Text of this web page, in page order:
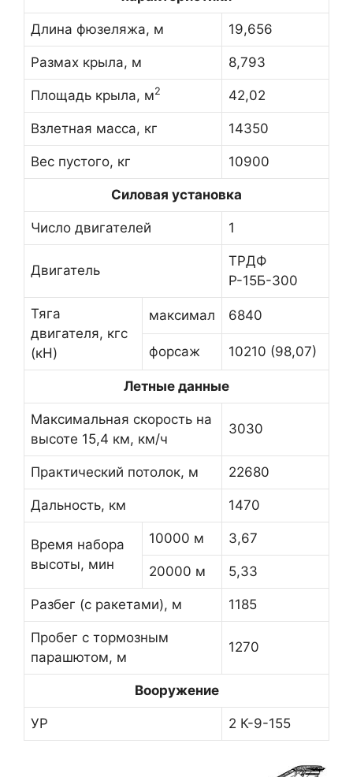
Длина фюзеляжа, м 19,656
Размах крыла, м 8,793
Площадь крыла, м2 42,02
Взлетная масса, кг 14350
Вес пустого, кг 10900
Силовая установка
Число двигателей 1
Двигатель
ТРДФ
Р-15Б-300
Тяга
двигателя, кгс
(кН)
максимал 6840
форсаж 10210 (98,07)
Летные данные
Максимальная скорость на
высоте 15,4 км, км/ч
3030
Практический потолок, м 22680
Дальность, км 1470
Время набора
высоты, мин
10000 м 3,67
20000 м 5,33
Разбег (с ракетами), м 1185
Пробег с тормозным
парашютом, м
1270
Вооружение
УР 2 К-9-155